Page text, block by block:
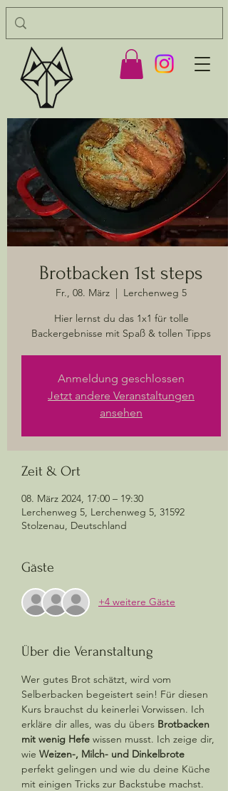
Brotbacken 1st steps
Fr., 08. März
  |
Lerchenweg 5
Hier lernst du das 1x1 für tolle
Backergebnisse mit Spaß & tollen Tipps
Anmeldung geschlossen
Jetzt andere Veranstaltungen
ansehen
Zeit & Ort
08. März 2024, 17:00 – 19:30
Lerchenweg 5, Lerchenweg 5, 31592
Stolzenau, Deutschland
Gäste
+4 weitere Gäste
Über die Veranstaltung
Wer gutes Brot schätzt, wird vom
Selberbacken begeistert sein! Für diesen
Kurs brauchst du keinerlei Vorwissen. Ich
erkläre dir alles, was du übers Brotbacken
mit wenig Hefe wissen musst. Ich zeige dir,
wie Weizen-, Milch- und Dinkelbrote
perfekt gelingen und wie du deine Küche
mit einigen Tricks zur Backstube machst.